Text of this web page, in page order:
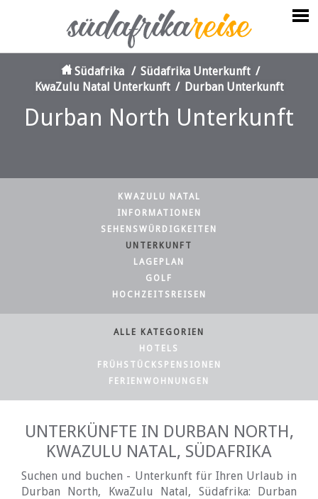
Durban North Unterkunft
Südafrika / Südafrika Unterkunft /
KwaZulu Natal Unterkunft / Durban Unterkunft
KWAZULU NATAL
INFORMATIONEN
SEHENSWÜRDIGKEITEN
UNTERKUNFT
LAGEPLAN
GOLF
HOCHZEITSREISEN
ALLE KATEGORIEN
HOTELS
FRÜHSTÜCKSPENSIONEN
FERIENWOHNUNGEN
UNTERKÜNFTE IN DURBAN NORTH,
KWAZULU NATAL, SÜDAFRIKA
Suchen und buchen - Unterkunft für Ihren Urlaub in
Durban North, KwaZulu Natal, Südafrika: Durban